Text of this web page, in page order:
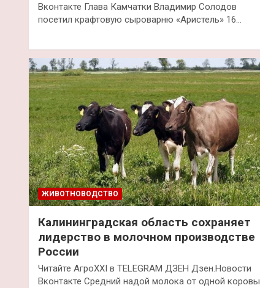
Вконтакте Глава Камчатки Владимир Солодов
посетил крафтовую сыроварню «Аристель» 16…
ЖИВОТНОВОДСТВО
Калининградская область сохраняет
лидерство в молочном производстве
России
Читайте АгроXXI в TELEGRAM ДЗЕН Дзен.Новости
Вконтакте Средний надой молока от одной коровы